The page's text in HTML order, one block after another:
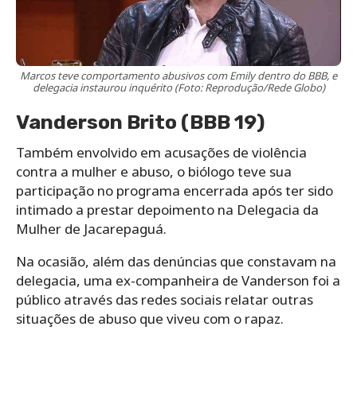
Marcos teve comportamento abusivos com Emily dentro do BBB, e
delegacia instaurou inquérito (Foto: Reprodução/Rede Globo)
Vanderson Brito (BBB 19)
Também envolvido em acusações de violência
contra a mulher e abuso, o biólogo teve sua
participação no programa encerrada após ter sido
intimado a prestar depoimento na Delegacia da
Mulher de Jacarepaguá.
Na ocasião, além das denúncias que constavam na
delegacia, uma ex-companheira de Vanderson foi a
público através das redes sociais relatar outras
situações de abuso que viveu com o rapaz.